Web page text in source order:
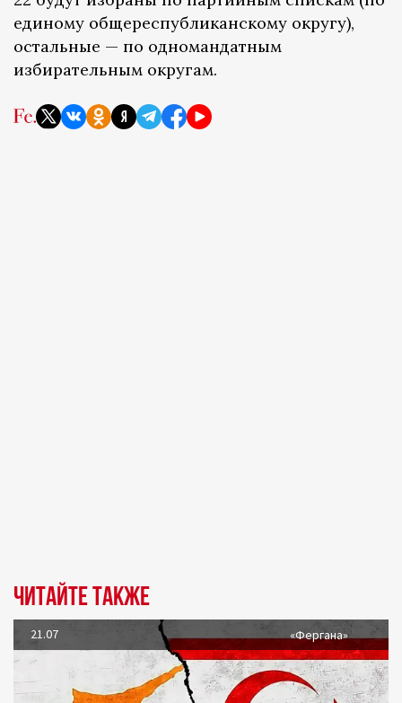
единому общереспубликанскому округу),
остальные — по одномандатным
избирательным округам.
Читайте также
21.07 «Фергана»